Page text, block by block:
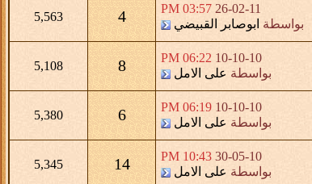
26-02-11
03:57 PM
بواسطة ابوصابر القبيضي 4
5,563
10-10-10
06:22 PM
بواسطة على الامل 8
5,108
10-10-10
06:19 PM
بواسطة على الامل 6
5,380
30-05-10
10:43 PM
بواسطة على الامل 14
5,345